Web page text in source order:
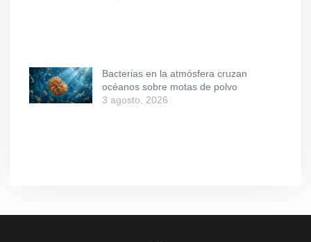
Bacterias en la atmósfera cruzan
océanos sobre motas de polvo
3 agosto, 2026